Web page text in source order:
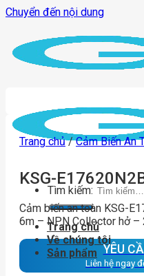
Chuyển đến nội dung
Tìm kiếm:
Trang chủ
Về chúng tôi
Sản phẩm
Trang chủ / Cảm Biến An
KSG-
Cảm biến an toàn KSG-
6m – NPN Collector hở –
YÊU
Liên hệ ngay